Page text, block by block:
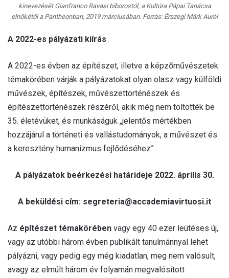
kinevezését Gianfranco Ravasi bíborostól, a Kultúra Pápai Tanácsa
elnökétől a Pantheonban, 2019 márciusában. Forrás: Érszegi Márk Aurél
A 2022-es pályázati kiírás
A 2022-es évben az építészet, illetve a képzőművészetek
témakörében várják a pályázatokat olyan olasz vagy külföldi
művészek, építészek, művészettörténészek és
építészettörténészek részéről, akik még nem töltötték be
35. életévüket, és munkáságuk „jelentős mértékben
hozzájárul a történeti és vallástudományok, a művészet és
a keresztény humanizmus fejlődéséhez”.
A pályázatok beérkezési határideje 2022. április 30.
A beküldési cím: segreteria@accademiavirtuosi.it
Az építészet témakörében vagy egy 40 ezer leütéses új,
vagy az utóbbi három évben publikált tanulmánnyal lehet
pályázni, vagy pedig egy még kiadatlan, meg nem valósult,
avagy az elmúlt három év folyamán megvalósított